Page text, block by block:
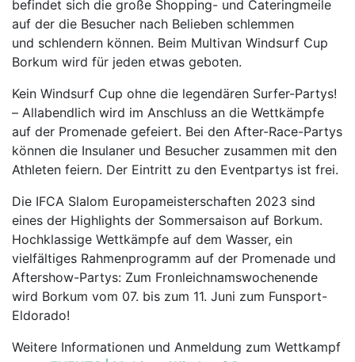
befindet sich die große Shopping- und Cateringmeile
auf der die Besucher nach Belieben schlemmen
und schlendern können. Beim Multivan Windsurf Cup
Borkum wird für jeden etwas geboten.
Kein Windsurf Cup ohne die legendären Surfer-Partys!
– Allabendlich wird im Anschluss an die Wettkämpfe
auf der Promenade gefeiert. Bei den After-Race-Partys
können die Insulaner und Besucher zusammen mit den
Athleten feiern. Der Eintritt zu den Eventpartys ist frei.
Die IFCA Slalom Europameisterschaften 2023 sind
eines der Highlights der Sommersaison auf Borkum.
Hochklassige Wettkämpfe auf dem Wasser, ein
vielfältiges Rahmenprogramm auf der Promenade und
Aftershow-Partys: Zum Fronleichnamswochenende
wird Borkum vom 07. bis zum 11. Juni zum Funsport-
Eldorado!
Weitere Informationen und Anmeldung zum Wettkampf